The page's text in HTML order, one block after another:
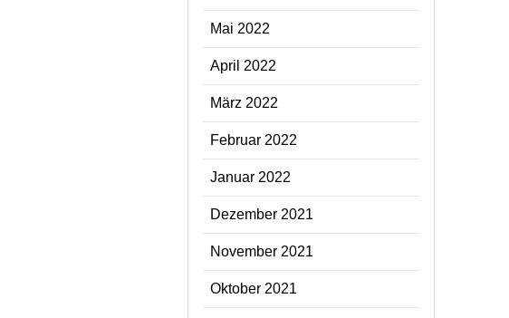
Mai 2022
April 2022
März 2022
Februar 2022
Januar 2022
Dezember 2021
November 2021
Oktober 2021